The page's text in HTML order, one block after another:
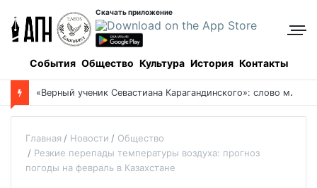
Скачать приложение
События Общество Культура История Контакты
«Верный ученик Севастиана Карагандинского»: слово митрополита Александра о почившем схиархимандрите Пахомии
Главная Новости
Общество
Резкие перепады температуры воздуха: прогноз
погоды на февраль в Казахстане